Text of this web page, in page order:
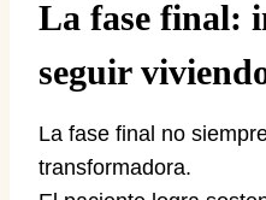
La fase final:
seguir
La fase final no
transformadora.